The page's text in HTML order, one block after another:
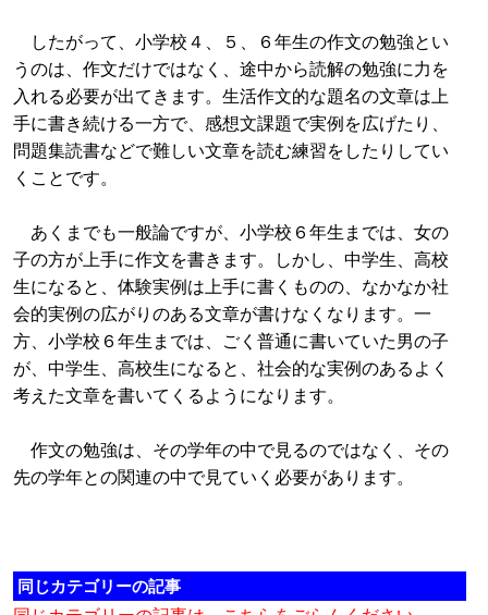
したがって、小学校４、５、６年生の作文の勉強とい
うのは、作文だけではなく、途中から読解の勉強に力を
入れる必要が出てきます。生活作文的な題名の文章は上
手に書き続ける一方で、感想文課題で実例を広げたり、
問題集読書などで難しい文章を読む練習をしたりしてい
くことです。
あくまでも一般論ですが、小学校６年生までは、女の
子の方が上手に作文を書きます。しかし、中学生、高校
生になると、体験実例は上手に書くものの、なかなか社
会的実例の広がりのある文章が書けなくなります。一
方、小学校６年生までは、ごく普通に書いていた男の子
が、中学生、高校生になると、社会的な実例のあるよく
考えた文章を書いてくるようになります。
作文の勉強は、その学年の中で見るのではなく、その
先の学年との関連の中で見ていく必要があります。
同じカテゴリーの記事